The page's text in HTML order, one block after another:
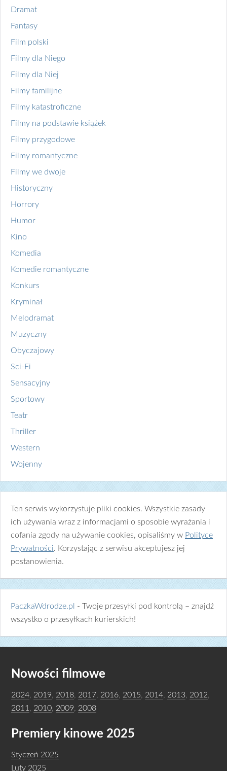
Dramat
Fantasy
Film polski
Filmy dla Niego
Filmy dla Niej
Filmy familijne
Filmy katastroficzne
Filmy na podstawie książek
Filmy przygodowe
Filmy romantyczne
Filmy we dwoje
Historyczny
Horrory
Humor
Kino
Komedia
Komedie romantyczne
Konkurs
Kryminał
Melodramat
Muzyczny
Obyczajowy
Sci-Fi
Sensacyjny
Sportowy
Teatr
Thriller
Western
Wojenny
Ten serwis wykorzystuje pliki cookies. Wszystkie zasady
ich używania wraz z informacjami o sposobie wyrażania i
cofania zgody na używanie cookies, opisaliśmy w Polityce
Prywatności. Korzystając z serwisu akceptujesz jej
postanowienia.
PaczkaWdrodze.pl
- Twoje przesyłki pod kontrolą – znajdź
wszystko o przesyłkach kurierskich!
Nowości filmowe
2024, 2019, 2018, 2017, 2016, 2015, 2014, 2013, 2012,
2011, 2010, 2009, 2008
Premiery kinowe 2025
Styczeń 2025
Luty 2025